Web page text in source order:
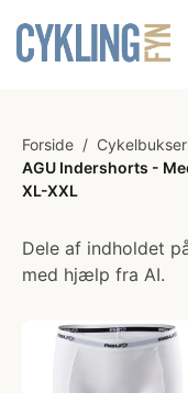
Forside /
AGU Indershorts -
XL-XXL
Dele af indholdet
med hjælp fra AI.